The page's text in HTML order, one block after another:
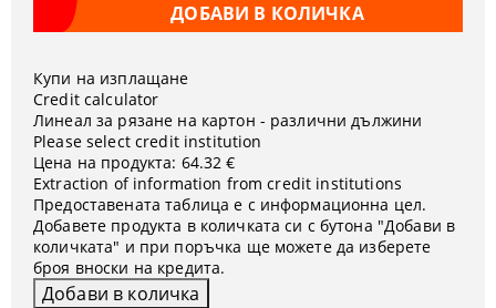
Купи на изплащане
Credit calculator
Линеал за рязане на картон - различни дължини
Please select credit institution
Цена на продукта: 64.32 €
Extraction of information from credit institutions
Предоставената таблица е с информационна цел.
Добавете продукта в количката си с бутона "Добави в
количката" и при поръчка ще можете да изберете
броя вноски на кредита.